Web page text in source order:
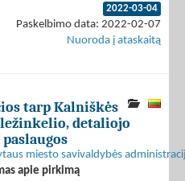
2022-03-04
Paskelbimo data: 2022-02-07
Nuoroda į ataskaitą
tarp Kalniškės
detaliojo
miesto savivaldybės
apie pirkimą